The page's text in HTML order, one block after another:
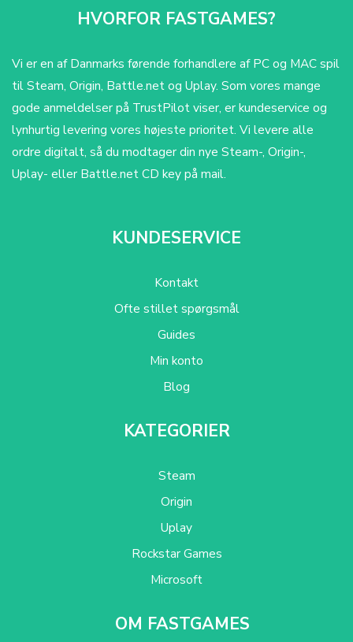
HVORFOR FASTGAMES?
Vi er en af Danmarks førende forhandlere af PC og MAC spil
til Steam, Origin, Battle.net og Uplay. Som vores mange
gode anmeldelser på TrustPilot viser, er kundeservice og
lynhurtig levering vores højeste prioritet. Vi levere alle
ordre digitalt, så du modtager din nye Steam-, Origin-,
Uplay- eller Battle.net CD key på mail.
KUNDESERVICE
Kontakt
Ofte stillet spørgsmål
Guides
Min konto
Blog
KATEGORIER
Steam
Origin
Uplay
Rockstar Games
Microsoft
OM FASTGAMES